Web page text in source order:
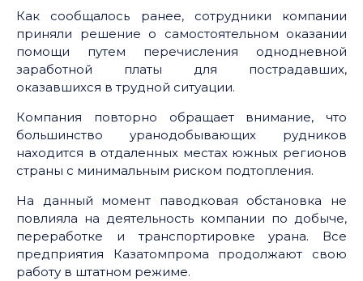
Как сообщалось ранее, сотрудники компании
приняли решение о самостоятельном оказании
помощи путем перечисления однодневной
заработной платы для пострадавших,
оказавшихся в трудной ситуации.
Компания повторно обращает внимание, что
большинство уранодобывающих рудников
находится в отдаленных местах южных регионов
страны с минимальным риском подтопления.
На данный момент паводковая обстановка не
повлияла на деятельность компании по добыче,
переработке и транспортировке урана. Все
предприятия Казатомпрома продолжают свою
работу в штатном режиме.